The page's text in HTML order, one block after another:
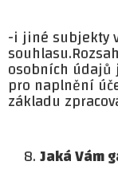
-i jiné subjekty
osobních údajů
pro naplnění
základu
Jaká Vám